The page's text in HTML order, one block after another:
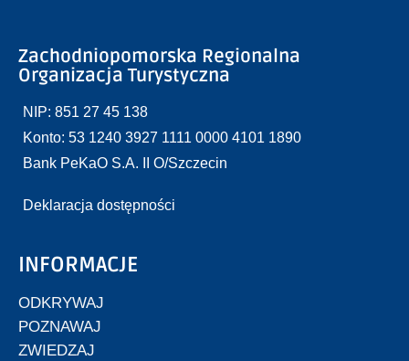
Zachodniopomorska Regionalna
Organizacja Turystyczna
NIP: 851 27 45 138
Konto: 53 1240 3927 1111 0000 4101 1890
Bank PeKaO S.A. II O/Szczecin
Deklaracja dostępności
INFORMACJE
ODKRYWAJ
POZNAWAJ
ZWIEDZAJ